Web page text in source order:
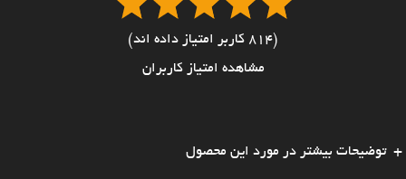
(814 کاربر امتیاز داده اند)
مشاهده امتیاز کاربران
توضیحات بیشتر در مورد این محصول